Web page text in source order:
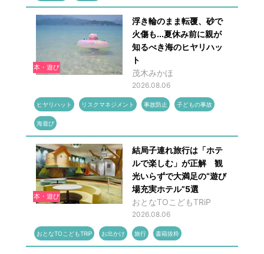
本・遊び
浮き輪のまま転覆、砂で
火傷も...夏休み前に親が
知るべき海のヒヤリハッ
ト
茂木みかほ
2026.08.06
ヒヤリハット リスクマネジメント 事故防止 子どもの事故
海遊び
本・遊び
結局子連れ旅行は「ホテ
ルで楽しむ」が正解 観
光いらずで大満足の“遊び
場充実ホテル”5選
おとなTOこどもTRiP
2026.08.06
おとなTOこどもTRiP お出かけ 旅行 書籍抜粋